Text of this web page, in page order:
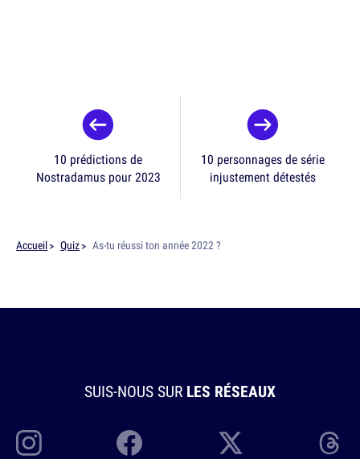
10 prédictions de
Nostradamus pour 2023
10 personnages de série
injustement détestés
Accueil Quiz As-tu réussi ton année 2022 ?
SUIS-NOUS SUR LES RÉSEAUX